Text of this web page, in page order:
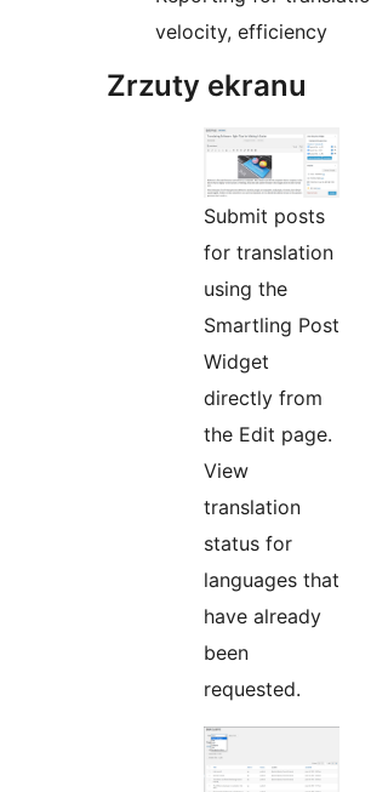
velocity, efficiency
Zrzuty ekranu
Submit posts
for translation
using the
Smartling Post
Widget
directly from
the Edit page.
View
translation
status for
languages that
have already
been
requested.